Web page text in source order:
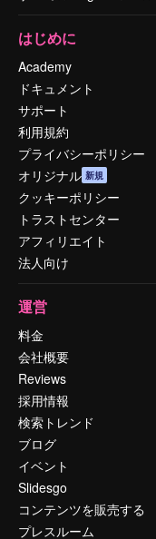
はじめに
Academy
ドキュメント
サポート
利用規約
プライバシーポリシー
オリジナル 新規
クッキーポリシー
トラストセンター
アフィリエイト
法人向け
運営
料金
会社概要
Reviews
採用情報
検索トレンド
ブログ
イベント
Slidesgo
コンテンツを販売する
プレスルーム